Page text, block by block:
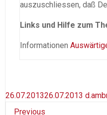
auszuschliessen, daß
Links und Hilfe zum
Informationen
26.07.201326.07.2013
Previous